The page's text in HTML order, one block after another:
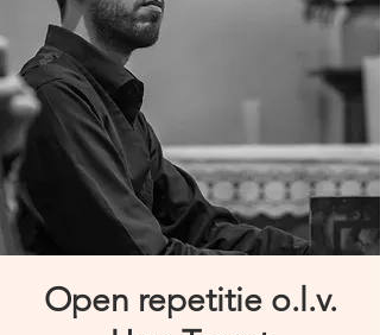
Open repetitie o.l.v.